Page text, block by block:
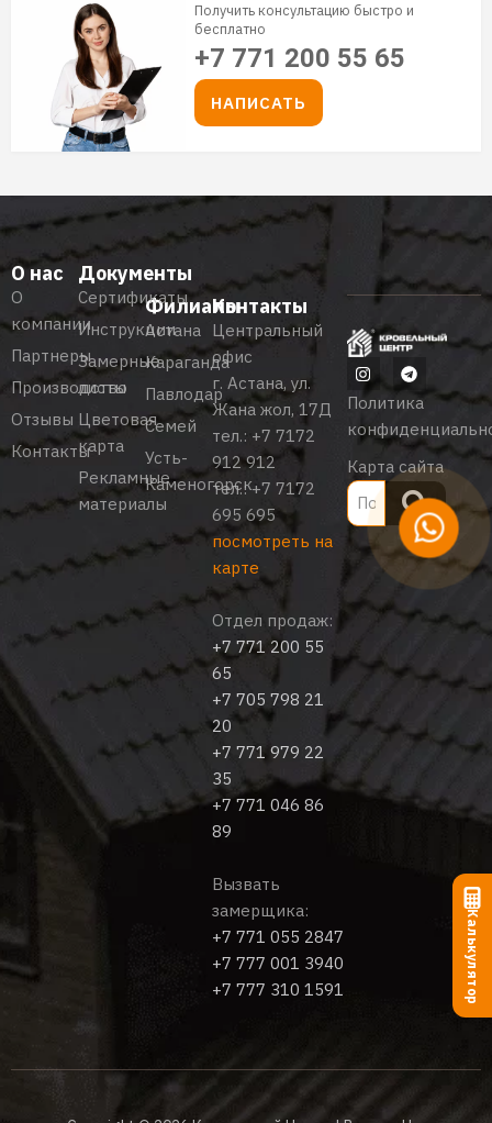
Получить консультацию быстро и
бесплатно
+7 771 200 55 65
НАПИСАТЬ
О нас
О
компании
Партнеры
Производство
Отзывы
Контакты
Документы
Сертификаты
Инструкции
Замерные
листы
Цветовая
карта
Рекламные
материалы
Филиалы
Астана
Караганда
Павлодар
Семей
Усть-
Каменогорск
Контакты
Центральный
офис
г. Астана, ул.
Жана жол, 17Д
тел.: +7 7172
912 912
тел.:+7 7172
695 695
посмотреть на
карте
Отдел продаж:
+7 771 200 55
65
+7 705 798 21
20
+7 771 979 22
35
+7 771 046 86
89
Вызвать
замерщика:
+7 771 055 2847
+7 777 001 3940
+7 777 310 1591
Политика
Карта сайта
Калькулятор